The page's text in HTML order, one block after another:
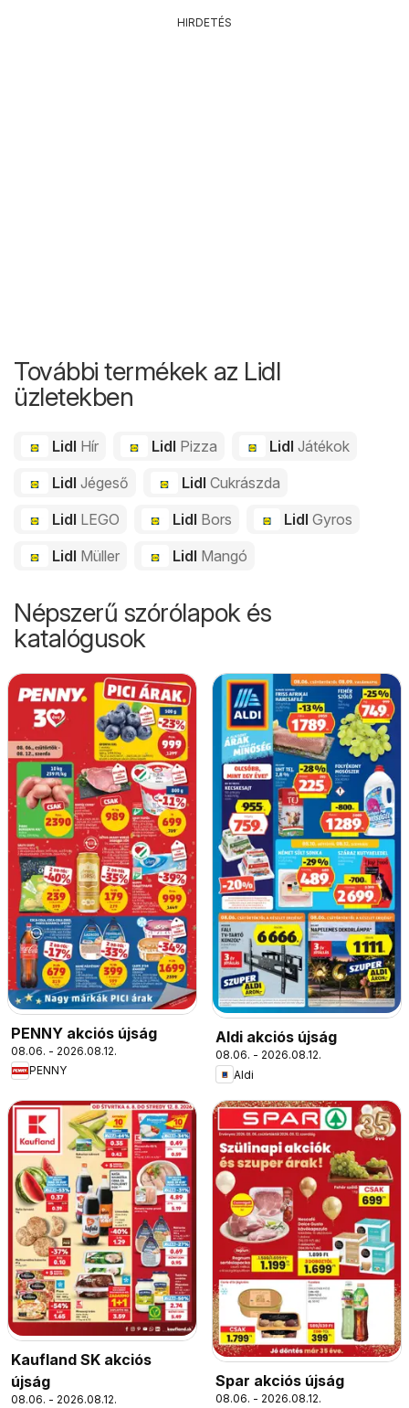
HIRDETÉS
További termékek az Lidl
üzletekben
Lidl Hír Lidl Pizza LidlJátékok
Lidl Jégeső Lidl Cukrászda
Lidl LEGO Lidl Bors LidlGyros
Lidl Müller Lidl Mangó
Népszerű szórólapok és
katalógusok
PENNY akciós újság
08.06. - 2026.08.12.
PENNY
Aldi akciós újság
08.06. - 2026.08.12.
Aldi
Kaufland SK akciós
újság
08.06. - 2026.08.12.
Spar akciós újság
08.06. - 2026.08.12.